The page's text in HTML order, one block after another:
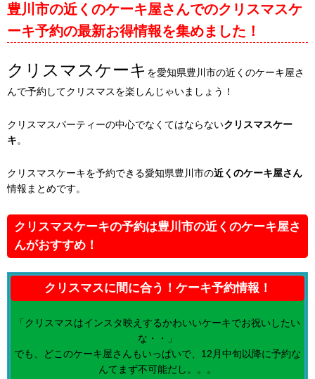
豊川市の近くのケーキ屋さんでのクリスマスケ
ーキ予約の最新お得情報を集めました！
クリスマスケーキ を愛知県豊川市の近くのケーキ屋さ
んで予約してクリスマスを楽しんじゃいましょう！
クリスマスパーティーの中心でなくてはならないクリスマスケー
キ。
クリスマスケーキを予約できる愛知県豊川市の近くのケーキ屋さん
情報まとめです。
クリスマスケーキの予約は豊川市の近くのケーキ屋さ
んがおすすめ！
クリスマスに間に合う！ケーキ予約情報！
「クリスマスはインスタ映えするかわいいケーキでお祝いしたい
な・・」
でも、どこのケーキ屋さんもいっぱいで、12月中旬以降に予約な
んてまず不可能だし。。。